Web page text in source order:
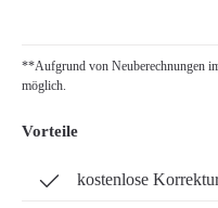
**Aufgrund von Neuberechnungen
möglich.
Vorteile
kostenlose